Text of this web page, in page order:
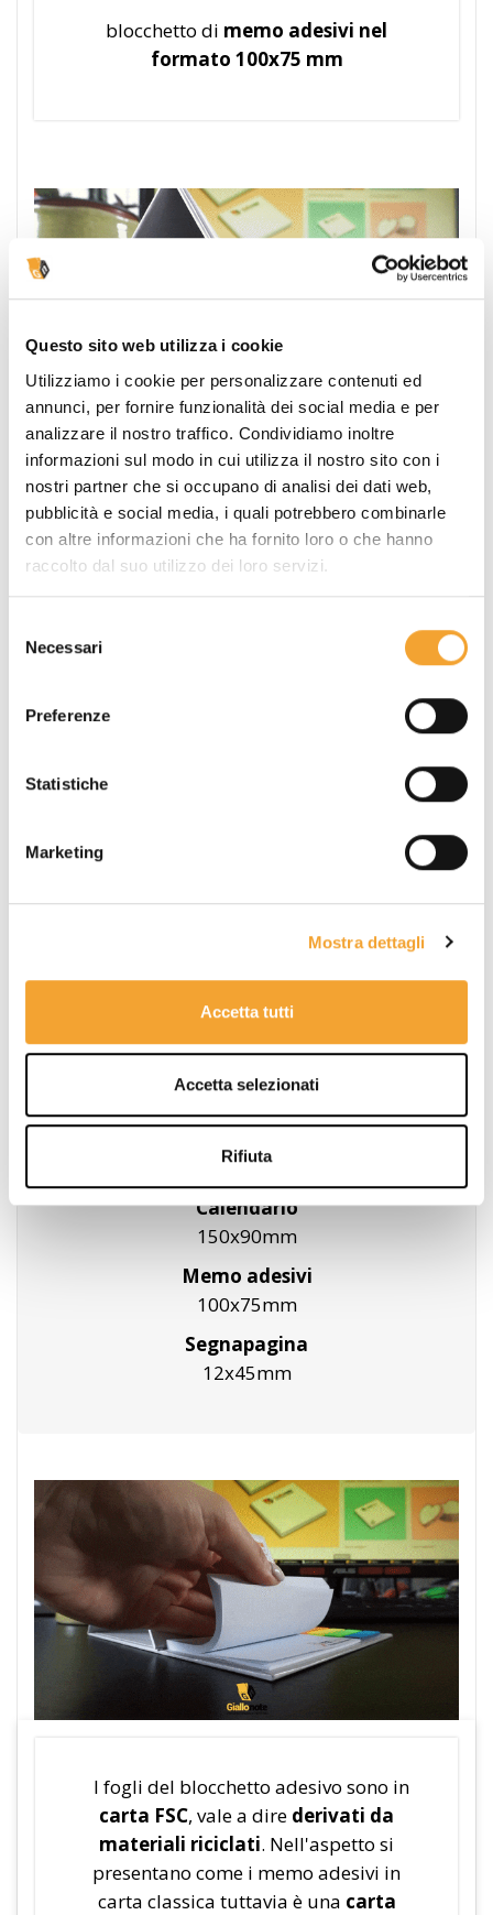
Questo sito web utilizza i cookie
Utilizziamo i cookie per personalizzare contenuti ed
annunci, per fornire funzionalità dei social media e per
analizzare il nostro traffico. Condividiamo inoltre
informazioni sul modo in cui utilizza il nostro sito con i
nostri partner che si occupano di analisi dei dati web,
pubblicità e social media, i quali potrebbero combinarle
con altre informazioni che ha fornito loro o che hanno
raccolto dal suo utilizzo dei loro servizi.
delNecessari
Preferenze
Statistiche
Marketing
Mostra dettagli
Accetta tutti
Accetta selezionati
Rifiuta
blocchetto di memo adesivi nel
formato 100x75 mm
Sorprendi i tuoi collaboratori e ringrazia in
maniera originale i tuoi dipendenti con un
utilissimo gadget da scrivania. Sarà un gesto
molto apprezzato che fissa il tuo logo nella
Novità!
Le bandierine segnapagina
materiale che assorbe l'inchiostro della
comodamente scrivere sopra e
Dimensioni:
110x90mm
Calendario
150x90mm
Memo adesivi
100x75mm
Segnapagina
12x45mm
I fogli del blocchetto adesivo sono in
carta FSC, vale a dire derivati da
materiali riciclati. Nell'aspetto si
presentano come i memo adesivi in
carta classica tuttavia è una carta